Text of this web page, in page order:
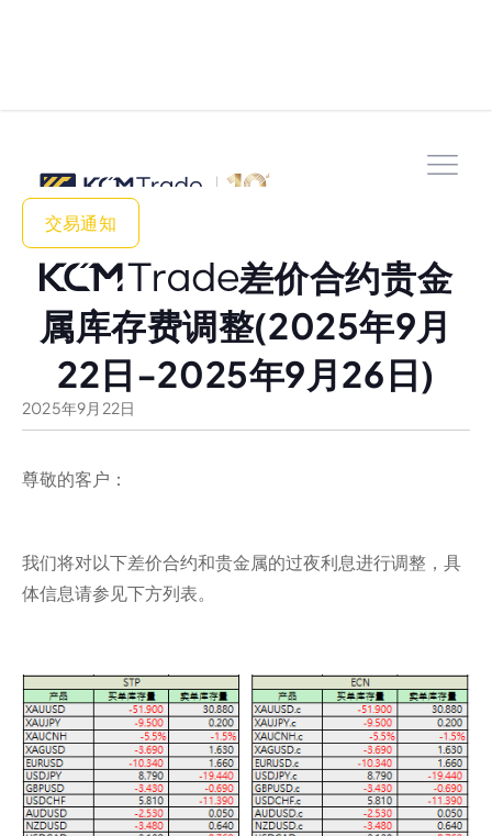
交易通知
差价合约贵金
属库存费调整(2025年9月
22日-2025年9月26日)
2025年9月 22日
尊敬的客户：
我们将对以下差价合约和贵金属的过夜利息进行调整，具
体信息请参见下方列表。